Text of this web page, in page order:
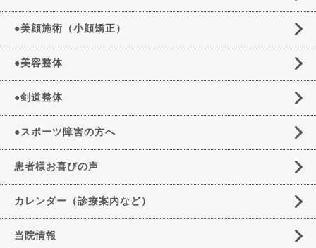
●美顔施術（小顔矯正）
●美容整体
●剣道整体
●スポーツ障害の方へ
患者様お喜びの声
カレンダー（診療案内など）
当院情報